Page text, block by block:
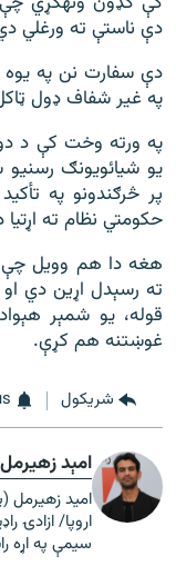
دې ناستې ته ورغلي
دې سفارت نن په یوه
په غیر شفاف ډول
په ورته وخت کې د
یو شیائویونګ
پر څرګندونو په
حکومتي نظام ته اړتیا
هغه دا هم وویل چې
ته رسېدل اړین دي
قوله، یو شمېر
غوښتنه هم کړې.
شريکول
امېد زهیرمل
اروپا/ ازادۍ
سیمې په اړه